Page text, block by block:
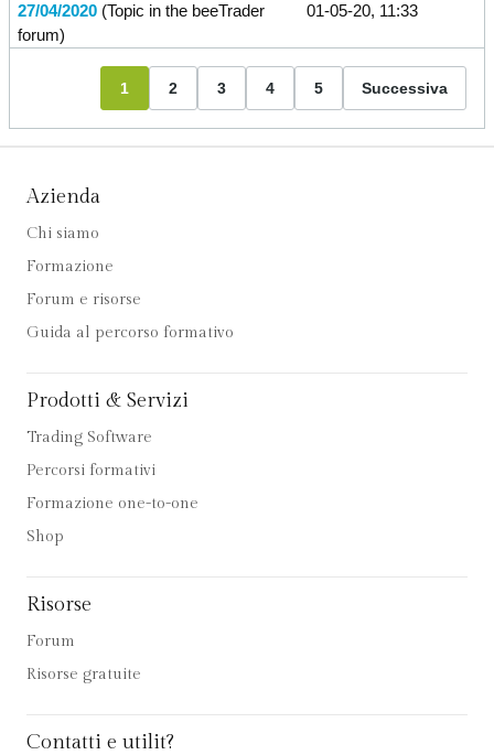
27/04/2020 (Topic in the beeTrader
forum)
01-05-20, 11:33
1 2 3 4 5 Successiva
Azienda
Chi siamo
Formazione
Forum e risorse
Guida al percorso formativo
Prodotti & Servizi
Trading Software
Percorsi formativi
Formazione one-to-one
Shop
Risorse
Forum
Risorse gratuite
Contatti e utilit?